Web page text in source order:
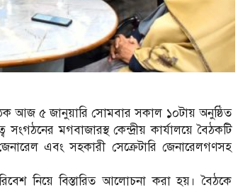
আজ ৫ জানুয়ারি সোমবার সকাল ১০টায় অনুষ্ঠিত
মগবাজারস্থ কেন্দ্রীয় কার্যালয়ে বৈঠকটি
এবং সহকারী সেক্রেটারি জেনারেলগণসহ
নিয়ে বিস্তারিত আলোচনা করা হয়। বৈঠকে